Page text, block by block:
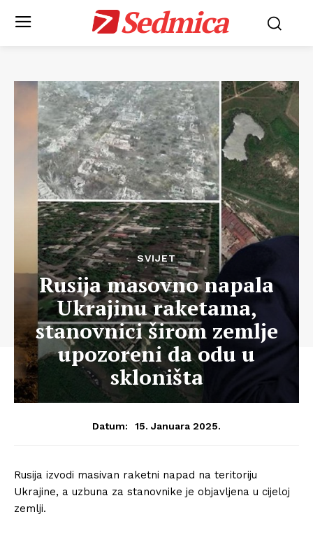
Sedmica
SVIJET
Rusija masovno napala
Ukrajinu raketama,
stanovnici širom zemlje
upozoreni da odu u
skloništa
Datum: 15. Januara 2025.
Rusija izvodi masivan raketni napad na teritoriju
Ukrajine, a uzbuna za stanovnike je objavljena u cijeloj
zemlji.